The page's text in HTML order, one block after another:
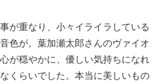
が重なり、小々イライラしている
色が。葉加瀬太郎さんのヴァイオ
が穏やかに、優しい気持ちになれ
くらいでした。本当に美しいもの